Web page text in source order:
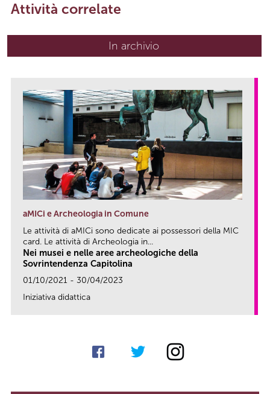
Attività correlate
In archivio
aMICi e Archeologia in Comune
Le attività di aMICi sono dedicate ai possessori della MIC
card. Le attività di Archeologia in...
Nei musei e nelle aree archeologiche della
Sovrintendenza Capitolina
01/10/2021 - 30/04/2023
Iniziativa didattica